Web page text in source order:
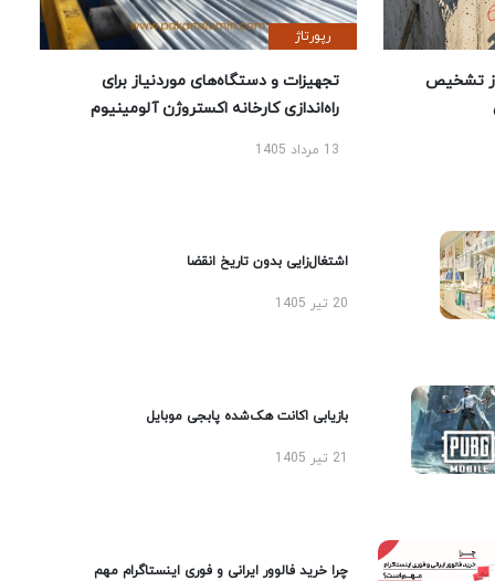
تشخیص
رپورتاژ
تجهیزات و دستگاه‌های موردنیاز برای
راه‌اندازی کارخانه اکستروژن آلومینیوم
13 مرداد 1405
اشتغال‌زایی بدون تاریخ انقضا
20 تیر 1405
بازیابی اکانت هک‌شده پابجی موبایل
چرا خرید فالوور ایرانی و فوری اینستاگرام مهم